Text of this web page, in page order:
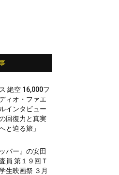
絶空 16,000フ
ィオ・ファエ
インタビュー
回復力と真実
と迫る旅」
パー』の安田
員 第１９回Ｔ
生映画祭 ３月